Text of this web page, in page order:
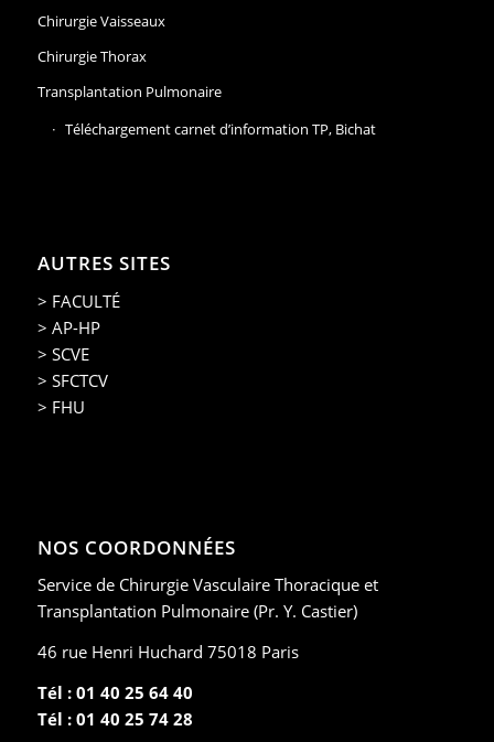
Chirurgie Vaisseaux
Chirurgie Thorax
Transplantation Pulmonaire
Téléchargement carnet d’information TP, Bichat
AUTRES SITES
> FACULTÉ
> AP-HP
> SCVE
> SFCTCV
> FHU
NOS COORDONNÉES
Service de Chirurgie Vasculaire Thoracique et
Transplantation Pulmonaire (Pr. Y. Castier)
46 rue Henri Huchard 75018 Paris
Tél : 01 40 25 64 40
Tél : 01 40 25 74 28